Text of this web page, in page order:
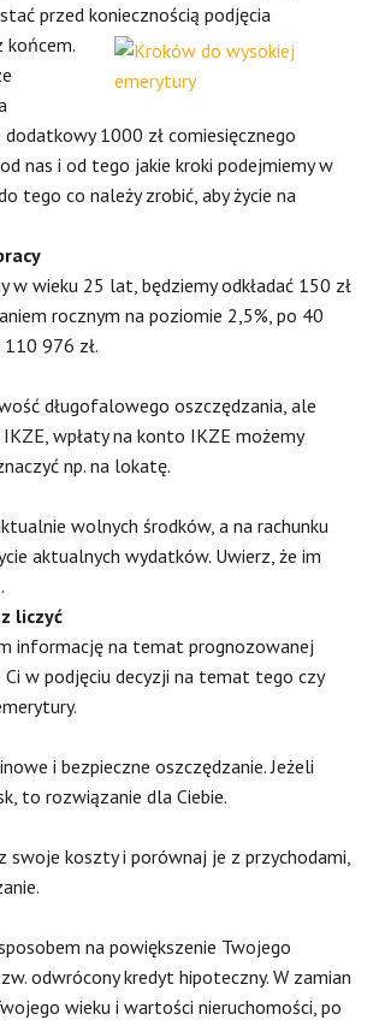
przed koniecznością podjęcia
końcem.
1000 zł comiesięcznego
nas i od tego jakie kroki podejmiemy w
tego co należy zrobić, aby życie na
w wieku 25 lat, będziemy odkładać 150 zł
rocznym na poziomie 2,5%, po 40
976 zł.
długofalowego oszczędzania, ale
wpłaty na konto IKZE możemy
np. na lokatę.
wolnych środków, a na rachunku
aktualnych wydatków. Uwierz, że im
liczyć
informację na temat prognozowanej
w podjęciu decyzji na temat tego czy
i bezpieczne oszczędzanie. Jeżeli
to rozwiązanie dla Ciebie.
swoje koszty i porównaj je z przychodami,
na powiększenie Twojego
odwrócony kredyt hipoteczny. W zamian
wieku i wartości nieruchomości, po